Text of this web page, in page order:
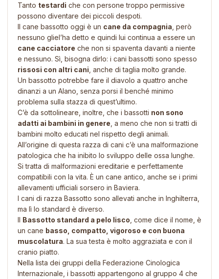
Tanto testardi che con persone troppo permissive
possono diventare dei piccoli despoti.
Il cane bassotto oggi è un cane da compagnia , però
nessuno gliel’ha detto e quindi lui continua a essere un
cane cacciatore che non si spaventa davanti a niente
e nessuno. Sì, bisogna dirlo: i cani bassotti sono spesso
rissosi con altri cani , anche di taglia molto grande.
Un bassotto potrebbe fare il diavolo a quattro anche
dinanzi a un Alano, senza porsi il benché minimo
problema sulla stazza di quest’ultimo.
C’è da sottolineare, inoltre, che i bassotti non sono
adatti ai bambini in genere , a meno che non si tratti di
bambini molto educati nel rispetto degli animali.
All’origine di questa razza di cani c’è una malformazione
patologica che ha inibito lo sviluppo delle ossa lunghe.
Si tratta di malformazioni ereditarie e perfettamente
compatibili con la vita. È un cane antico, anche se i primi
allevamenti ufficiali sorsero in Baviera.
I cani di razza Bassotto sono allevati anche in Inghilterra,
ma lì lo standard è diverso.
Il Bassotto standard a pelo lisco , come dice il nome, è
un cane basso, compatto, vigoroso e con buona
muscolatura. La sua testa è molto aggraziata e con il
cranio piatto.
Nella lista dei gruppi della Federazione Cinologica
Internazionale, i bassotti appartengono al gruppo 4 che